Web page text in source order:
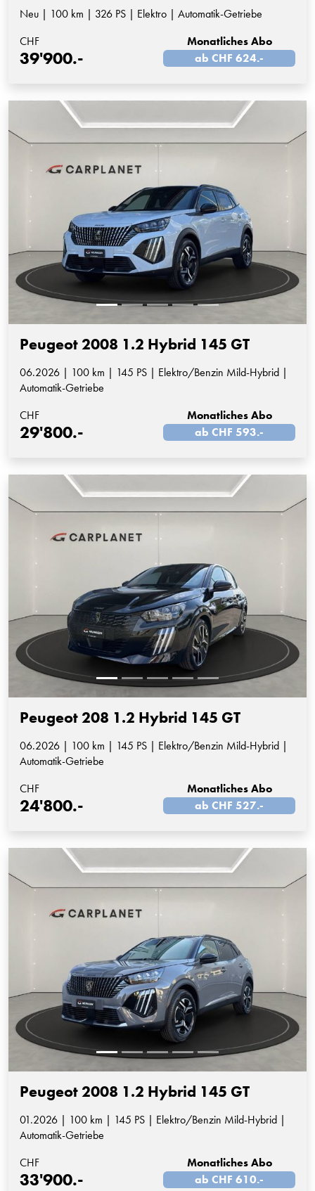
Neu | 100 km | 326 PS | Elektro | Automatik-Getriebe
CHF
39'900.-
Monatliches Abo
ab CHF 624.-
Peugeot 2008 1.2 Hybrid 145 GT
06.2026 | 100 km | 145 PS | Elektro/Benzin Mild-Hybrid |
Automatik-Getriebe
CHF
29'800.-
Monatliches Abo
ab CHF 593.-
Peugeot 208 1.2 Hybrid 145 GT
06.2026 | 100 km | 145 PS | Elektro/Benzin Mild-Hybrid |
Automatik-Getriebe
CHF
24'800.-
Monatliches Abo
ab CHF 527.-
Peugeot 2008 1.2 Hybrid 145 GT
01.2026 | 100 km | 145 PS | Elektro/Benzin Mild-Hybrid |
Automatik-Getriebe
CHF
33'900.-
Monatliches Abo
ab CHF 610.-